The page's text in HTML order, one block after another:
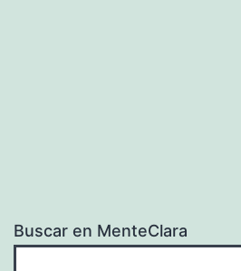
Buscar en MenteClara